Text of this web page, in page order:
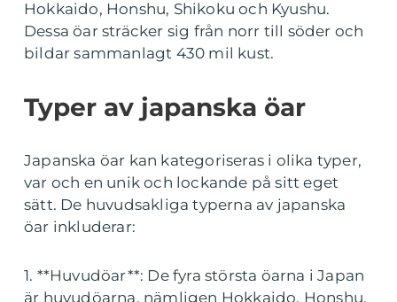
Hokkaido, Honshu, Shikoku och Kyushu.
Dessa öar sträcker sig från norr till söder och
bildar sammanlagt 430 mil kust.
Typer av japanska öar
Japanska öar kan kategoriseras i olika typer,
var och en unik och lockande på sitt eget
sätt. De huvudsakliga typerna av japanska
öar inkluderar:
1. **Huvudöar**: De fyra största öarna i Japan
är huvudöarna, nämligen Hokkaido, Honshu,